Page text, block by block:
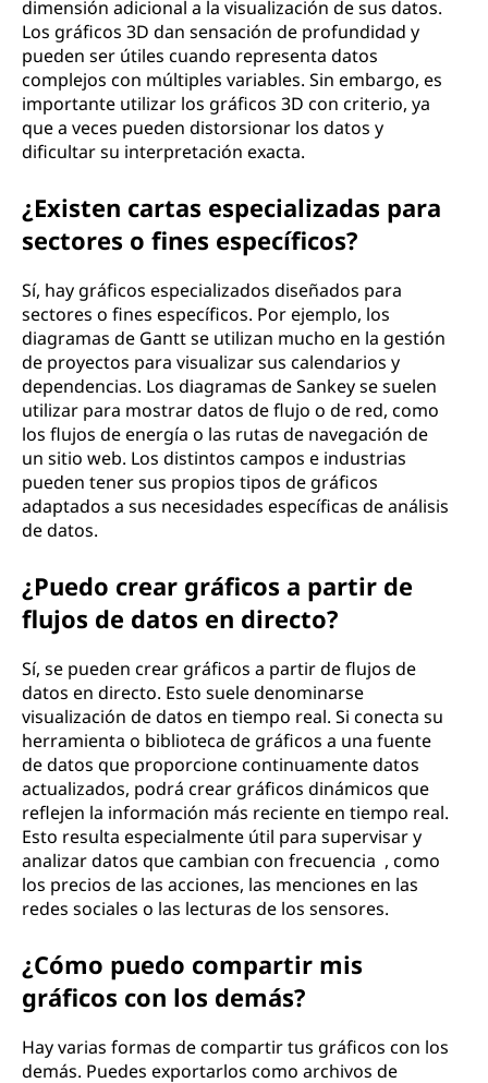
dimensión adicional a la visualización de sus datos.
Los gráficos 3D dan sensación de profundidad y
pueden ser útiles cuando representa datos
complejos con múltiples variables. Sin embargo, es
importante utilizar los gráficos 3D con criterio, ya
que a veces pueden distorsionar los datos y
dificultar su interpretación exacta.
¿Existen cartas especializadas para
sectores o fines específicos?
Sí, hay gráficos especializados diseñados para
sectores o fines específicos. Por ejemplo, los
diagramas de Gantt se utilizan mucho en la gestión
de proyectos para visualizar sus calendarios y
dependencias. Los diagramas de Sankey se suelen
utilizar para mostrar datos de flujo o de red, como
los flujos de energía o las rutas de navegación de
un sitio web. Los distintos campos e industrias
pueden tener sus propios tipos de gráficos
adaptados a sus necesidades específicas de análisis
de datos.
¿Puedo crear gráficos a partir de
flujos de datos en directo?
Sí, se pueden crear gráficos a partir de flujos de
datos en directo. Esto suele denominarse
visualización de datos en tiempo real. Si conecta su
herramienta o biblioteca de gráficos a una fuente
de datos que proporcione continuamente datos
actualizados, podrá crear gráficos dinámicos que
reflejen la información más reciente en tiempo real.
Esto resulta especialmente útil para supervisar y
analizar datos que cambian con frecuencia , como
los precios de las acciones, las menciones en las
redes sociales o las lecturas de los sensores.
¿Cómo puedo compartir mis
gráficos con los demás?
Hay varias formas de compartir tus gráficos con los
demás. Puedes exportarlos como archivos de